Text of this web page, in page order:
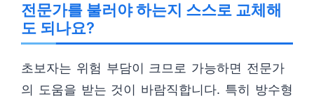
전문가를 불러야 하는지 스스로 교체해
도 되나요?
초보자는 위험 부담이 크므로 가능하면 전문가
의 도움을 받는 것이 바람직합니다. 특히 방수형